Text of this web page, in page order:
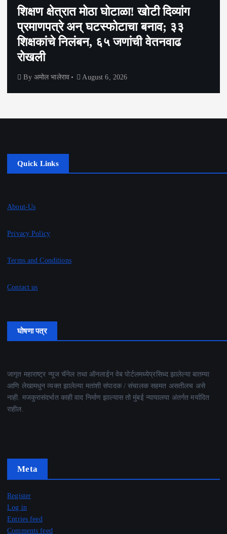
शिक्षण क्षेत्रात मोठा घोटाळा! खोटी दिव्यांग
प्रमाणपत्रे अन् घटस्फोटाचा बनाव; ३३
शिक्षकांचे निलंबन, ६५ जणांची वेतनवाढ
रोखली
By अमोल भालेराव August 6, 2026
Quick Links
About-Us
Privacy Policy
Terms and Conditions
Contact us
घोषणा पत्र
जागृत महाराष्ट्र न्यूज चॅनेल तथा ऑनलाईन वेब पोर्टलमध्येप्रसिध्द झालेल्या बातम्या
आणि लेखामधुन व्यक्त झालेल्या मतांशी संपादक / संचालक सहमत असतीलच असे
नाही. मजकुरासंदर्भात काही वाद निर्माण झाल्यास तो मुंबई न्यायालया अंतर्गत मर्यादित
राहील.
Meta
Register
Log in
Entries feed
Comments feed